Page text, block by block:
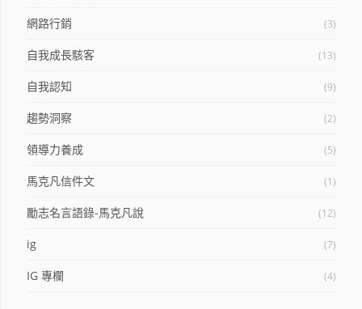
網路行銷 (3)
自我成長駭客 (13)
自我認知 (9)
趨勢洞察 (2)
領導力養成 (5)
馬克凡信件文 (1)
勵志名言語錄-馬克凡說 (12)
ig (7)
IG 專欄 (4)